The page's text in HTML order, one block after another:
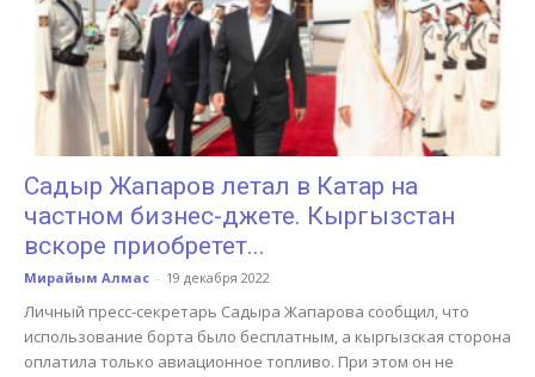
Садыр Жапаров летал в Катар на
частном бизнес-джете. Кыргызстан
вскоре приобретет...
Мирайым Алмас - 19 декабря 2022
Личный пресс-секретарь Садыра Жапарова сообщил, что
использование борта было бесплатным, а кыргызская сторона
оплатила только авиационное топливо. При этом он не